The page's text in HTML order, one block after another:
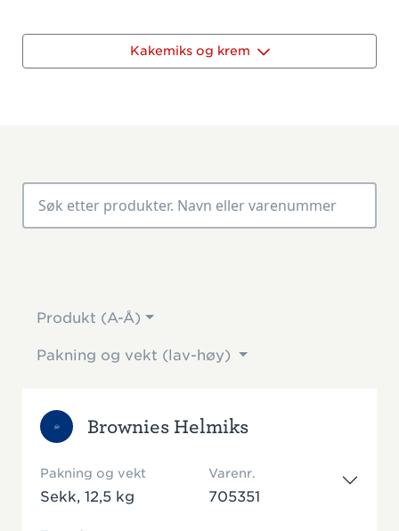
Kakemiks og krem
Produkt (A-Å)
Pakning og vekt (lav-høy)
Brownies Helmiks
Pakning og vekt
Sekk, 12,5 kg
Varenr.
705351